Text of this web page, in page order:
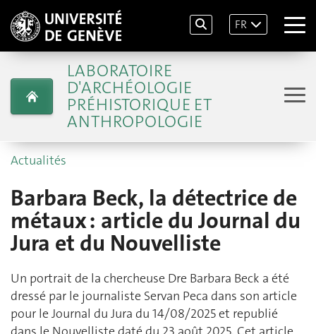
FR
LABORATOIRE
D'ARCHÉOLOGIE
PRÉHISTORIQUE ET
ANTHROPOLOGIE
Actualités
Barbara Beck, la détectrice de
métaux : article du Journal du
Jura et du Nouvelliste
Un portrait de la chercheuse Dre Barbara Beck a été
dressé par le journaliste Servan Peca dans son article
pour le Journal du Jura du 14/08/2025 et republié